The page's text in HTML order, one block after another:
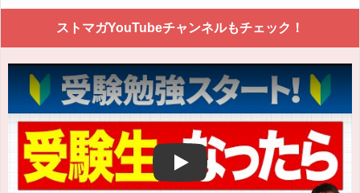
ストマガYouTubeチャンネルもチェック！
Play